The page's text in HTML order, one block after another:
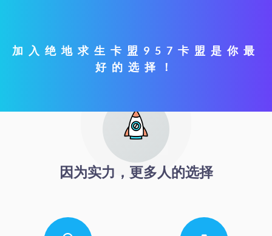
加入绝地求生卡盟957卡盟是你最
好的选择！
因为实力，更多人的选择